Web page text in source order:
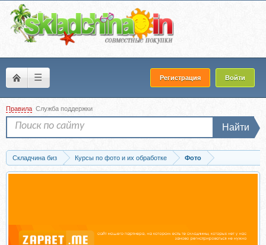
☰ Регистрация Войти
Правила Служба поддержки
Найти
Складчина биз Курсы по фото и их обработке
Фото
Скачать [CreativeLive] Как позировать для семейного портрета, на английском...